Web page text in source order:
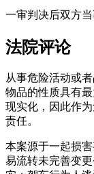
一审判决后双方
法院评论
从事危险活动或
物品的性质具有
现实化，因此作
责任。
本案源于一起损
易流转未完善变